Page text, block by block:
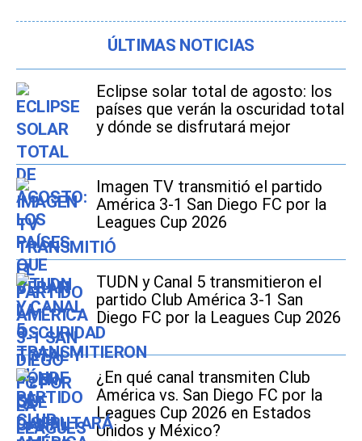
ÚLTIMAS NOTICIAS
Eclipse solar total de agosto: los
países que verán la oscuridad total
y dónde se disfrutará mejor
Imagen TV transmitió el partido
América 3-1 San Diego FC por la
Leagues Cup 2026
TUDN y Canal 5 transmitieron el
partido Club América 3-1 San
Diego FC por la Leagues Cup 2026
¿En qué canal transmiten Club
América vs. San Diego FC por la
Leagues Cup 2026 en Estados
Unidos y México?